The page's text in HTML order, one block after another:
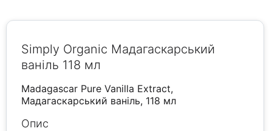
Simply Organic Мадагаскарський
ваніль 118 мл
Madagascar Pure Vanilla Extract,
Мадагаскарський ваніль, 118 мл
Опис